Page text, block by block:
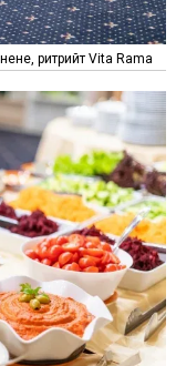
ритрийт Vita Rama